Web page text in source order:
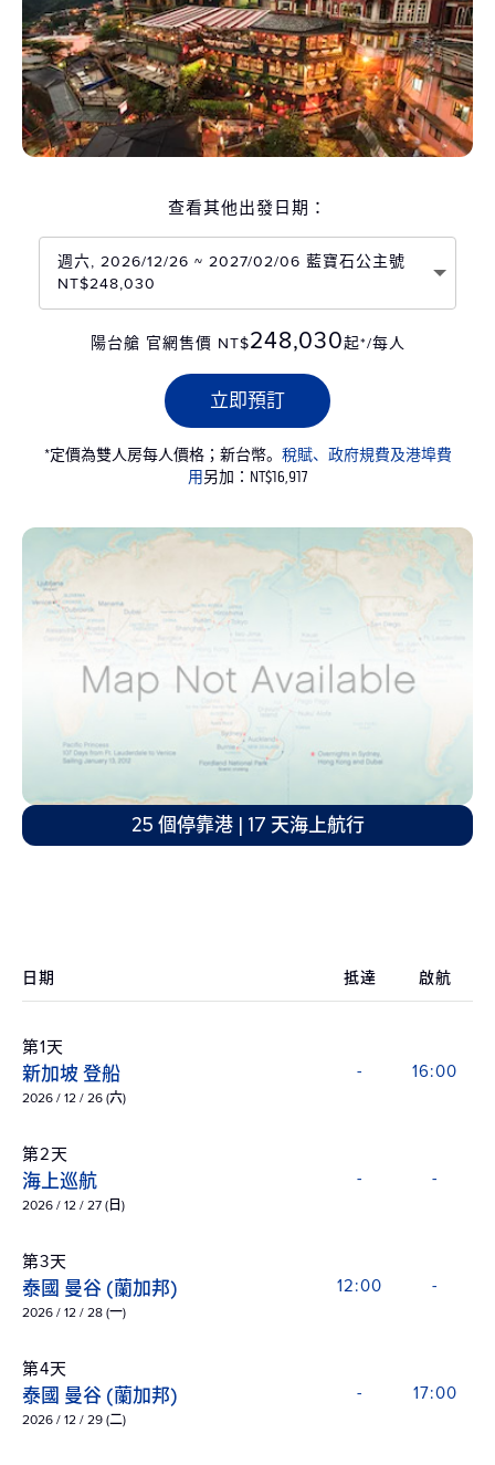
查看其他出發日期：
週六, 2026/12/26 ~ 2027/02/06 藍寶石公主號
NT$248,030
陽台艙 官網售價 NT$248,030起*/每人
立即預訂
*定價為雙人房每人價格；新台幣。 稅賦、政府規費及港埠費
用另加：NT$16,917
25 個停靠港 | 17 天海上航行
日期 抵達 啟航
第1天
新加坡 登船
2026 / 12 / 26 (六)
- 16:00
第2天
海上巡航
2026 / 12 / 27 (日)
- -
第3天
泰國 曼谷 (蘭加邦)
2026 / 12 / 28 (一)
12:00 -
第4天
泰國 曼谷 (蘭加邦)
2026 / 12 / 29 (二)
- 17:00